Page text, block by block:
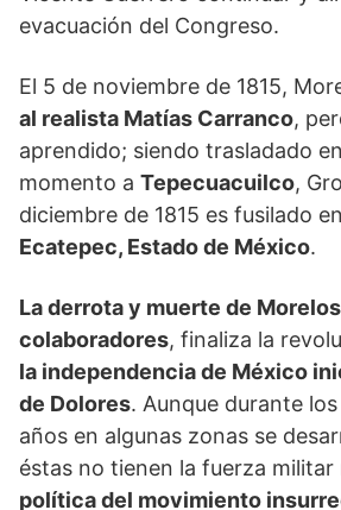
evacuación del Congreso.
El 5 de noviembre de 1815,
al realista Matías Carranco,
aprendido; siendo trasladado
momento a Tepecuacuilco,
diciembre de 1815 es fusilado en
Ecatepec, Estado de México.
La derrota y muerte de
colaboradores, finaliza la
la independencia de México
de Dolores. Aunque durante
años en algunas zonas se
éstas no tienen la fuerza militar
política del movimiento